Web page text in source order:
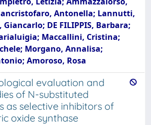
Antonella; Lannutti,
DE FILIPPIS, Barbara;
Maccallini, Cristina;
Morgano, Annalisa;
Amoroso, Rosa
evaluation and
of N-substituted
as selective inhibitors of
oxide synthase